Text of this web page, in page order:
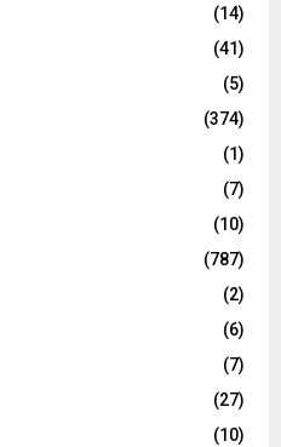
(14)
(41)
(5)
(374)
(1)
(7)
(10)
(787)
(2)
(6)
(7)
(27)
(10)